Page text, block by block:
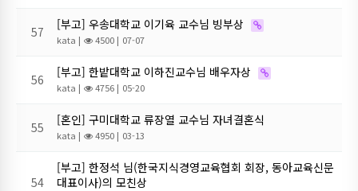
57 [부고] 우송대학교 이기육 교수님 빙부상
kata | 4500 | 07-07
56 [부고] 한밭대학교 이하진교수님 배우자상
kata | 4756 | 05-20
55 [혼인] 구미대학교 류장열 교수님 자녀결혼식
kata | 4950 | 03-13
54
[부고] 한정석 님(한국지식경영교육협회 회장, 동아교육신문
대표이사)의 모친상